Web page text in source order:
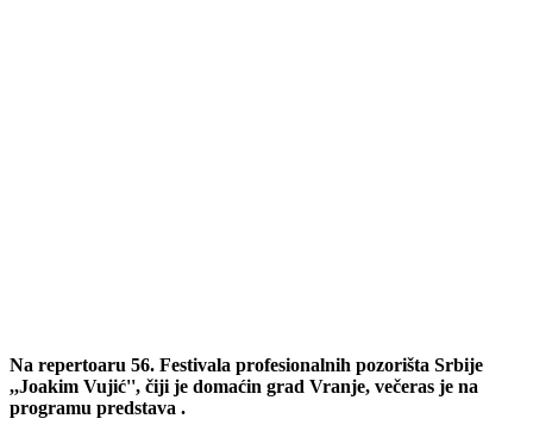
Na repertoaru 56. Festivala profesionalnih pozorišta Srbije
,,Joakim Vujić'', čiji je domaćin grad Vranje, večeras je na
programu predstava .